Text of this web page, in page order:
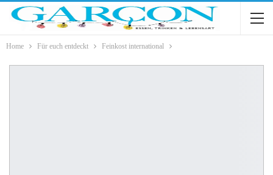
Home Für euch entdeckt Feinkost international